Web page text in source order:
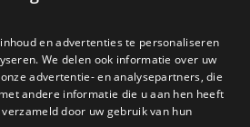
over het lagensysteem?
en advertenties te personaliseren
We delen ook informatie over uw
advertentie- en analysepartners, die
andere informatie die u aan hen heeft
door uw gebruik van hun